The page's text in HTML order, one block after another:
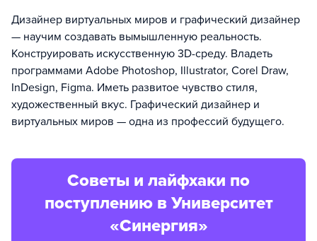
Дизайнер виртуальных миров и графический дизайнер
— научим создавать вымышленную реальность.
Конструировать искусственную 3D-среду. Владеть
программами Adobe Photoshop, Illustrator, Corel Draw,
InDesign, Figma. Иметь развитое чувство стиля,
художественный вкус. Графический дизайнер и
виртуальных миров — одна из профессий будущего.
Советы и лайфхаки по
поступлению в Университет
«Синергия»